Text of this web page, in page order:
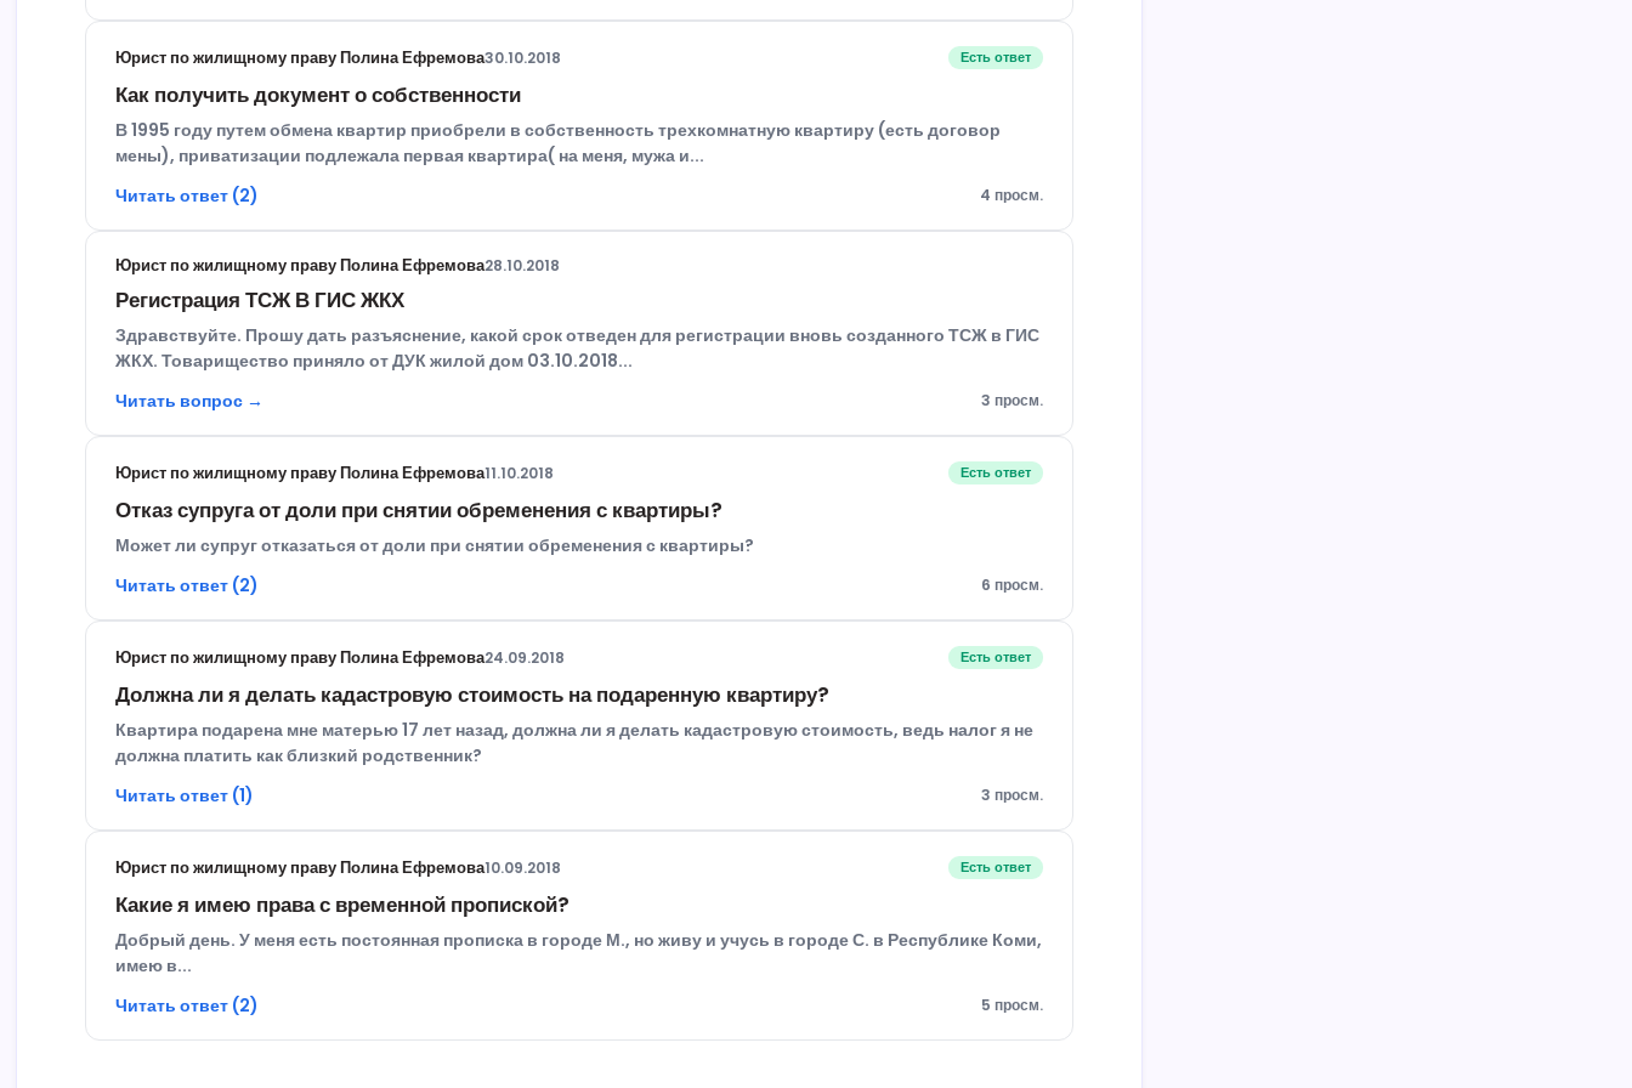
Юрист по жилищному праву Полина Ефремова30.10.2018 Есть ответ
Как получить документ о собственности
В 1995 году путем обмена квартир приобрели в собственность трехкомнатную квартиру (есть договор
мены), приватизации подлежала первая квартира( на меня, мужа и...
Читать ответ (2)
4 просм.
Юрист по жилищному праву Полина Ефремова28.10.2018
Регистрация ТСЖ В ГИС ЖКХ
Здравствуйте. Прошу дать разъяснение, какой срок отведен для регистрации вновь созданного ТСЖ в ГИС
ЖКХ. Товарищество приняло от ДУК жилой дом 03.10.2018...
Читать вопрос →
3 просм.
Юрист по жилищному праву Полина Ефремова11.10.2018 Есть ответ
Отказ супруга от доли при снятии обременения с квартиры?
Может ли супруг отказаться от доли при снятии обременения с квартиры?
Читать ответ (2)
6 просм.
Юрист по жилищному праву Полина Ефремова24.09.2018 Есть ответ
Должна ли я делать кадастровую стоимость на подаренную квартиру?
Квартира подарена мне матерью 17 лет назад, должна ли я делать кадастровую стоимость, ведь налог я не
должна платить как близкий родственник?
Читать ответ (1)
3 просм.
Юрист по жилищному праву Полина Ефремова10.09.2018 Есть ответ
Какие я имею права с временной пропиской?
Добрый день. У меня есть постоянная прописка в городе М., но живу и учусь в городе С. в Республике Коми,
имею в...
Читать ответ (2)
5 просм.